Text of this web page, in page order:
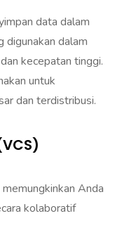
data dalam
digunakan dalam
kecepatan tinggi.
untuk
dan terdistribusi.
Anda
kolaboratif